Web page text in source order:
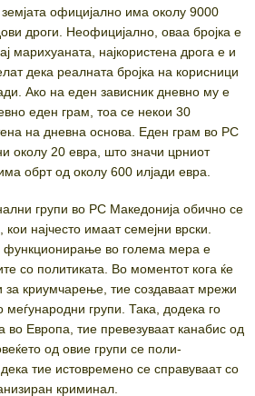
официјално има околу 9000
дроги. Неофицијално, оваа бројка е
марихуаната, најкористена дрога е и
дека реалната бројка на корисници
Ако на еден зависник дневно му е
еден грам, тоа се некои 30
на дневна основа. Еден грам во РС
околу 20 евра, што значи црниот
обрт од околу 600 илјади евра.
групи во РС Македонија обично се
најчесто имаат семејни врски.
функционирање во голема мера е
со политиката. Во моментот кога ќе
за криумчарење, тие создаваат мрежи
меѓународни групи. Така, додека го
во Европа, тие превезуваат канабис од
од овие групи се поли-
тие истовремено се справуваат со
криминал.